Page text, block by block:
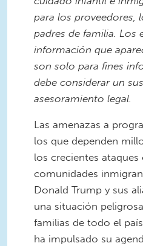
para los proveedores,
padres de familia. Los
información que
son solo para fines
debe considerar un
asesoramiento legal.
Las amenazas a
los que dependen
los crecientes ataques
comunidades
Donald Trump y sus
una situación
familias de todo el
ha impulsado su